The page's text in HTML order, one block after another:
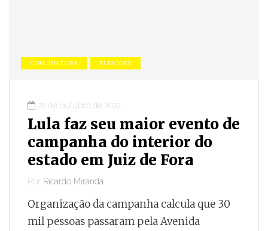
CONJUNTURA ELEIÇÕES
22 de outubro de 2022
Lula faz seu maior evento de
campanha do interior do
estado em Juiz de Fora
Por Ricardo Miranda
Organização da campanha calcula que 30
mil pessoas passaram pela Avenida